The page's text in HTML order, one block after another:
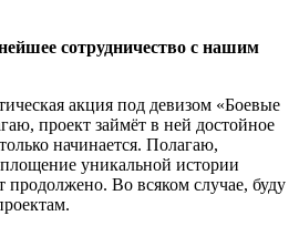
сотрудничество с нашим
акция под девизом «Боевые
проект займёт в ней достойное
начинается. Полагаю,
уникальной истории
продолжено. Во всяком случае, буду